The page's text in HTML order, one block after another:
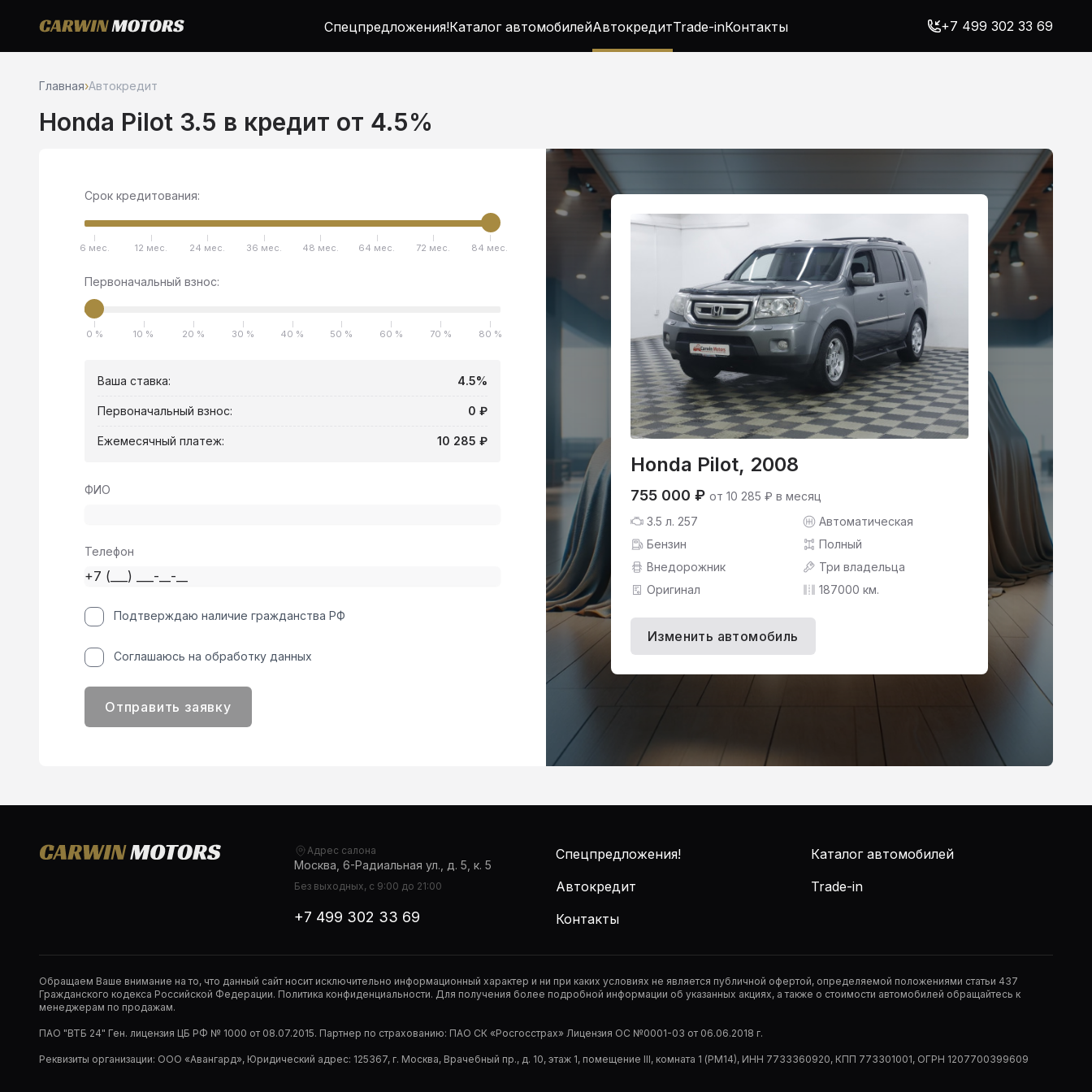
Спецпредложения!Каталог автомобилейАвтокредитTrade-inКонтакты +7 499 302 33 69
Главная›Автокредит
Honda Pilot 3.5 в кредит от 4.5%
Honda Pilot, 2008
755 000 ₽ от 10 285 ₽ в месяц
3.5 л. 257
Автоматическая
Бензин
Полный
Внедорожник
Три владельца
Оригинал
187000 км.
Изменить автомобиль
Срок кредитования:
6 мес. 12 мес. 24 мес. 36 мес. 48 мес. 64 мес. 72 мес. 84 мес.
Первоначальный взнос:
0 % 10 % 20 % 30 % 40 % 50 % 60 % 70 % 80 %
Ваша ставка: 4.5%
Первоначальный взнос: 0 ₽
Ежемесячный платеж: 10 285 ₽
ФИО
Телефон
Подтверждаю наличие гражданства РФ
Соглашаюсь на обработку данных
Отправить заявку
Адрес салона
Москва, 6-Радиальная ул., д. 5, к. 5
Без выходных, с 9:00 до 21:00
+7 499 302 33 69
Спецпредложения!
Каталог автомобилей
Автокредит
Trade-in
Контакты
Обращаем Ваше внимание на то, что данный сайт носит исключительно информационный характер и ни при каких условиях не является публичной офертой, определяемой положениями статьи 437
Гражданского кодекса Российской Федерации. Политика конфиденциальности. Для получения более подробной информации об указанных акциях, а также о стоимости автомобилей обращайтесь к
менеджерам по продажам.
ПАО "ВТБ 24" Ген. лицензия ЦБ РФ № 1000 от 08.07.2015. Партнер по страхованию: ПАО СК «Росгосстрах» Лицензия ОС №0001-03 от 06.06.2018 г.
Реквизиты организации: ООО «Авангард», Юридический адрес: 125367, г. Москва, Врачебный пр., д. 10, этаж 1, помещение III, комната 1 (РМ14), ИНН 7733360920, КПП 773301001, ОГРН 1207700399609